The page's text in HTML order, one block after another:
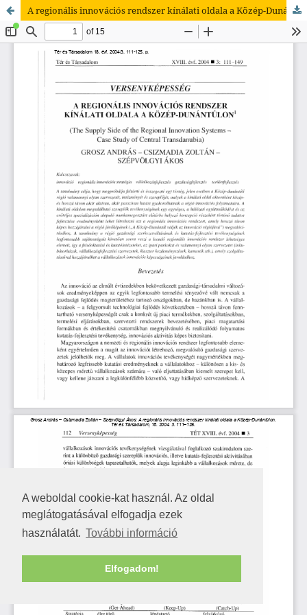
A weboldal cookie-kat használ. Az oldal
meglátogatásával elfogadja ezek
használatát. További információ
Elfogadom!
A regionális innovációs rendszer kínálati oldala a Közép-Dunántúlon